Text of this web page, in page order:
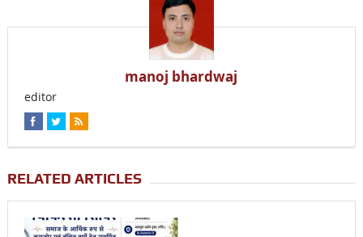
manoj bhardwaj
editor
RELATED ARTICLES